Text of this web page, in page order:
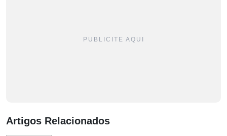
PUBLICITE AQUI
Artigos Relacionados